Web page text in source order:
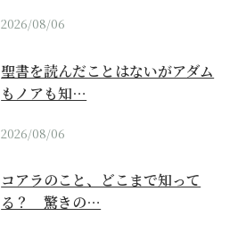
2026/08/06
聖書を読んだことはないがアダム
もノアも知…
2026/08/06
コアラのこと、どこまで知って
る？ 驚きの…